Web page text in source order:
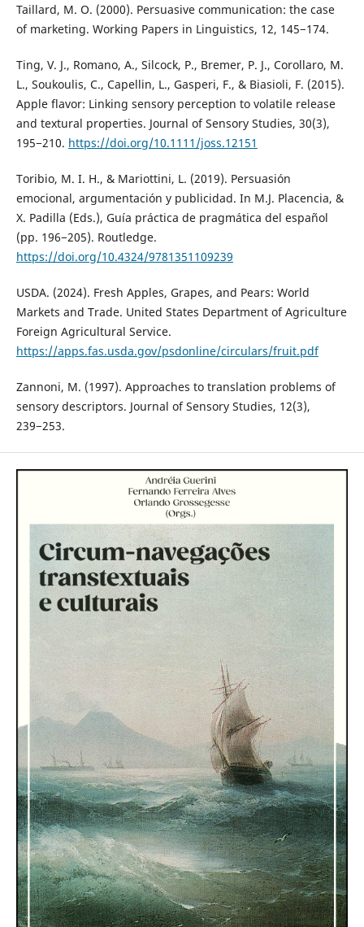
Taillard, M. O. (2000). Persuasive communication: the case
of marketing. Working Papers in Linguistics, 12, 145−174.
Ting, V. J., Romano, A., Silcock, P., Bremer, P. J., Corollaro, M.
L., Soukoulis, C., Capellin, L., Gasperi, F., & Biasioli, F. (2015).
Apple flavor: Linking sensory perception to volatile release
and textural properties. Journal of Sensory Studies, 30(3),
195−210. https://doi.org/10.1111/joss.12151
Toribio, M. I. H., & Mariottini, L. (2019). Persuasión
emocional, argumentación y publicidad. In M.J. Placencia, &
X. Padilla (Eds.), Guía práctica de pragmática del español
(pp. 196−205). Routledge.
https://doi.org/10.4324/9781351109239
USDA. (2024). Fresh Apples, Grapes, and Pears: World
Markets and Trade. United States Department of Agriculture
Foreign Agricultural Service.
https://apps.fas.usda.gov/psdonline/circulars/fruit.pdf
Zannoni, M. (1997). Approaches to translation problems of
sensory descriptors. Journal of Sensory Studies, 12(3),
239−253.